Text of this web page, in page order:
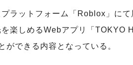
ラットフォーム「Roblox」に
楽しめるWebアプリ「TOKYO
ができる内容となっている。